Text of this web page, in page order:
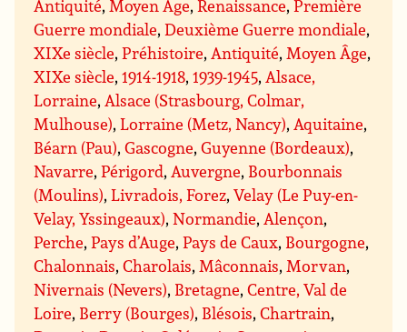
Antiquité, Moyen Âge,Renaissance,Première
Guerre mondiale,Deuxième Guerre mondiale,
XIXe siècle,Préhistoire, Antiquité, Moyen Âge,
XIXe siècle,1914-1918,1939-1945, Alsace,
Lorraine, Alsace (Strasbourg, Colmar,
Mulhouse),Lorraine (Metz, Nancy), Aquitaine,
Béarn (Pau),Gascogne,Guyenne (Bordeaux),
Navarre,Périgord, Auvergne, Bourbonnais
(Moulins),Livradois, Forez,Velay (Le Puy-en-
Velay, Yssingeaux),Normandie, Alençon,
Perche,Pays d’Auge,Pays de Caux, Bourgogne,
Chalonnais,Charolais, Mâconnais, Morvan,
Nivernais (Nevers), Bretagne,Centre, Val de
Loire, Berry (Bourges), Blésois,Chartrain,